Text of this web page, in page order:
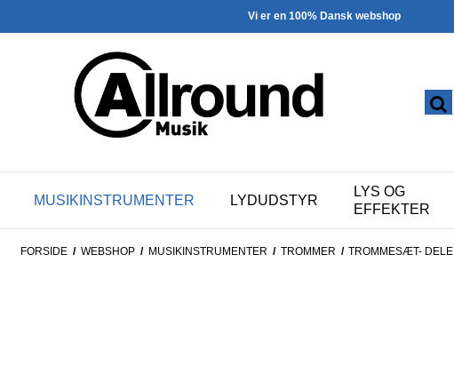
Vi er en 100% Dansk webshop
MUSIKINSTRUMENTER LYDUDSTYR
LYS OG
EFFEKTER
FORSIDE / WEBSHOP / MUSIKINSTRUMENTER / TROMMER / TROMMESÆT- DELE